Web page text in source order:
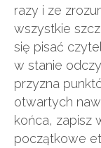
razy i ze
wszystkie
się pisać
w stanie
przyzna
otwartych
końca, zapisz
początkowe